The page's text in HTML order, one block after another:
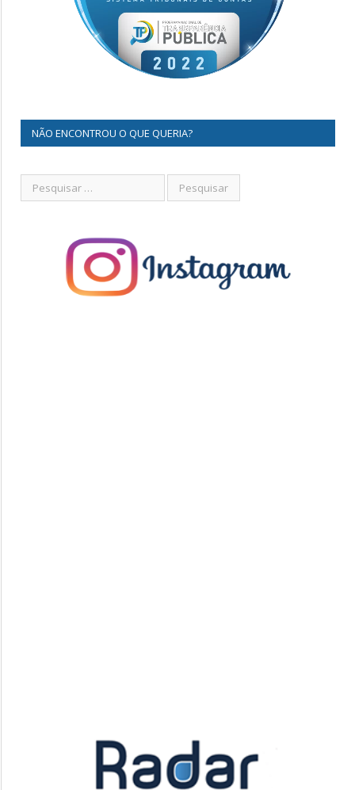
NÃO ENCONTROU O QUE QUERIA?